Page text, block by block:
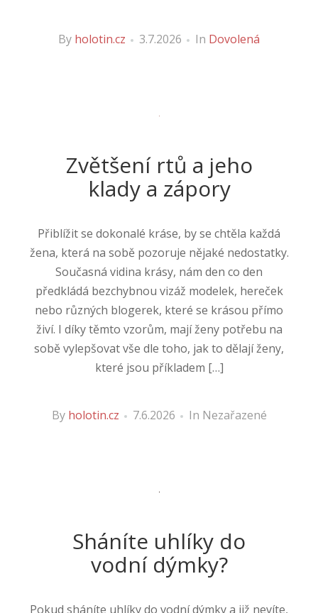
By holotin.cz 3.7.2026 In Dovolená
Zvětšení rtů a jeho
klady a zápory
Přiblížit se dokonalé kráse, by se chtěla každá
žena, která na sobě pozoruje nějaké nedostatky.
Současná vidina krásy, nám den co den
předkládá bezchybnou vizáž modelek, hereček
nebo různých blogerek, které se krásou přímo
živí. I díky těmto vzorům, mají ženy potřebu na
sobě vylepšovat vše dle toho, jak to dělají ženy,
které jsou příkladem […]
By holotin.cz 7.6.2026 In Nezařazené
Sháníte uhlíky do
vodní dýmky?
Pokud sháníte uhlíky do vodní dýmky a již nevíte,